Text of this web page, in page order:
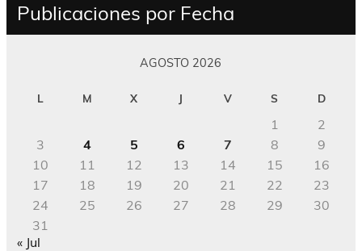
Publicaciones por Fecha
AGOSTO 2026
L M X J V S D
1
2
3
4 5 6 7 8
9
10
11 12 13 14 15
16
17
18 19 20 21 22
23
24
25 26 27 28 29
30
31
« Jul